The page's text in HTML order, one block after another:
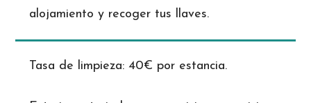
alojamiento y recoger tus llaves.
Tasa de limpieza: 40€ por estancia.